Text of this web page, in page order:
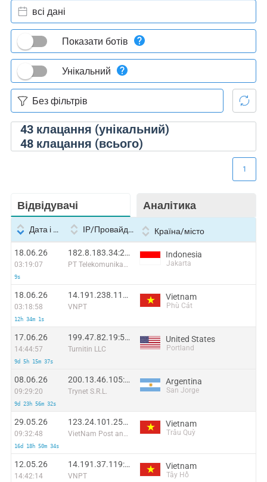
43клацання (унікальний)
48клацання (всього)
всі дані
Показати ботів
Унікальний
Відвідувачі Аналітика
1
Дата і час IP/Провайдер Країна/місто
18.06.26
03:19:07
9s
182.8.183.34:22506
PT Telekomunikasi Selular Indonesia
Indonesia
Jakarta
18.06.26
03:18:58
12h 34m 1s
14.191.238.118:29377
VNPT
Vietnam
Phù Cát
17.06.26
14:44:57
9d 5h 15m 37s
199.47.82.19:50826
Turnitin LLC
United States
Portland
08.06.26
09:29:20
9d 23h 56m 32s
200.13.46.105:53424
Trynet S.R.L.
Argentina
San Jorge
29.05.26
09:32:48
16d 18h 50m 34s
123.24.101.251:38127
VietNam Post and Telecom Corporation
Vietnam
Trâu Quỳ
12.05.26
14:42:14
14.191.37.119:21514
VNPT
Vietnam
Tây Hồ